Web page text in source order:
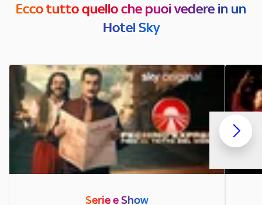
Ecco tutto quello che puoi vedere in un
Hotel Sky
Serie e Show